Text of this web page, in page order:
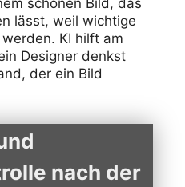
schönen Bild, das
lässt, weil wichtige
KI hilft am
Designer denkst
der ein Bild
nach der